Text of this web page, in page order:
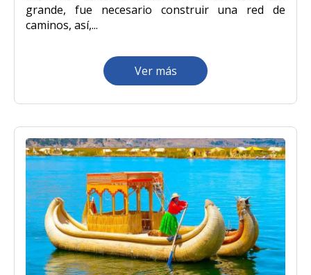
grande, fue necesario construir una red de
caminos, así,...
Ver más